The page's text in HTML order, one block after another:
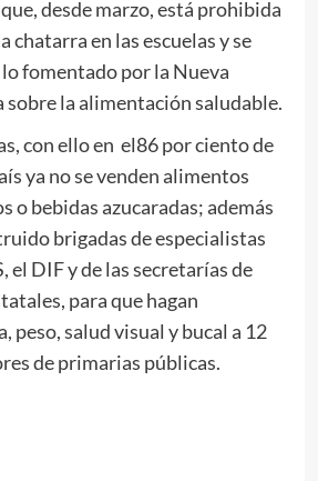
desde marzo, está prohibida
chatarra en las escuelas y se
fomentado por la Nueva
sobre la alimentación saludable.
con ello en el86 por ciento de
ya no se venden alimentos
o bebidas azucaradas; además
brigadas de especialistas
el DIF y de las secretarías de
para que hagan
peso, salud visual y bucal a 12
de primarias públicas.